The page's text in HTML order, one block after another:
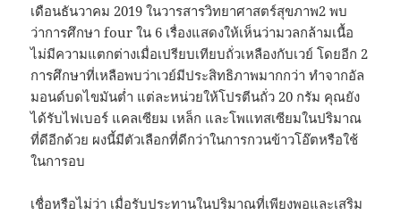
เดือนธันวาคม 2019 ในวารสารวิทยาศาสตร์สุขภาพ2 พบ
ว่าการศึกษา four ใน 6 เรื่องแสดงให้เห็นว่ามวลกล้ามเนื้อ
ไม่มีความแตกต่างเมื่อเปรียบเทียบถั่วเหลืองกับเวย์ โดยอีก 2
การศึกษาที่เหลือพบว่าเวย์มีประสิทธิภาพมากกว่า ทำจากอัล
มอนด์บดไขมันต่ำ แต่ละหน่วยให้โปรตีนถั่ว 20 กรัม คุณยัง
ได้รับไฟเบอร์ แคลเซียม เหล็ก และโพแทสเซียมในปริมาณ
ที่ดีอีกด้วย ผงนี้มีตัวเลือกที่ดีกว่าในการกวนข้าวโอ๊ตหรือใช้
ในการอบ
เชื่อหรือไม่ว่า เมื่อรับประทานในปริมาณที่เพียงพอและเสริม